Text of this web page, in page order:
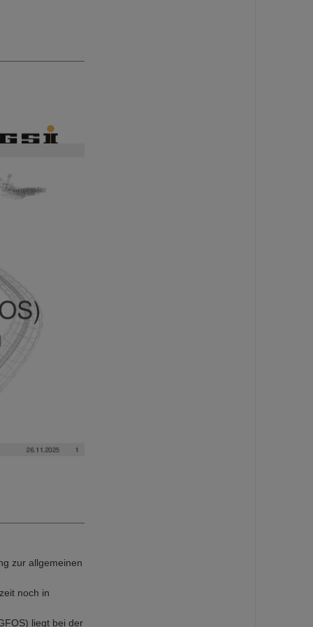
zur allgemeinen
noch in
liegt bei der